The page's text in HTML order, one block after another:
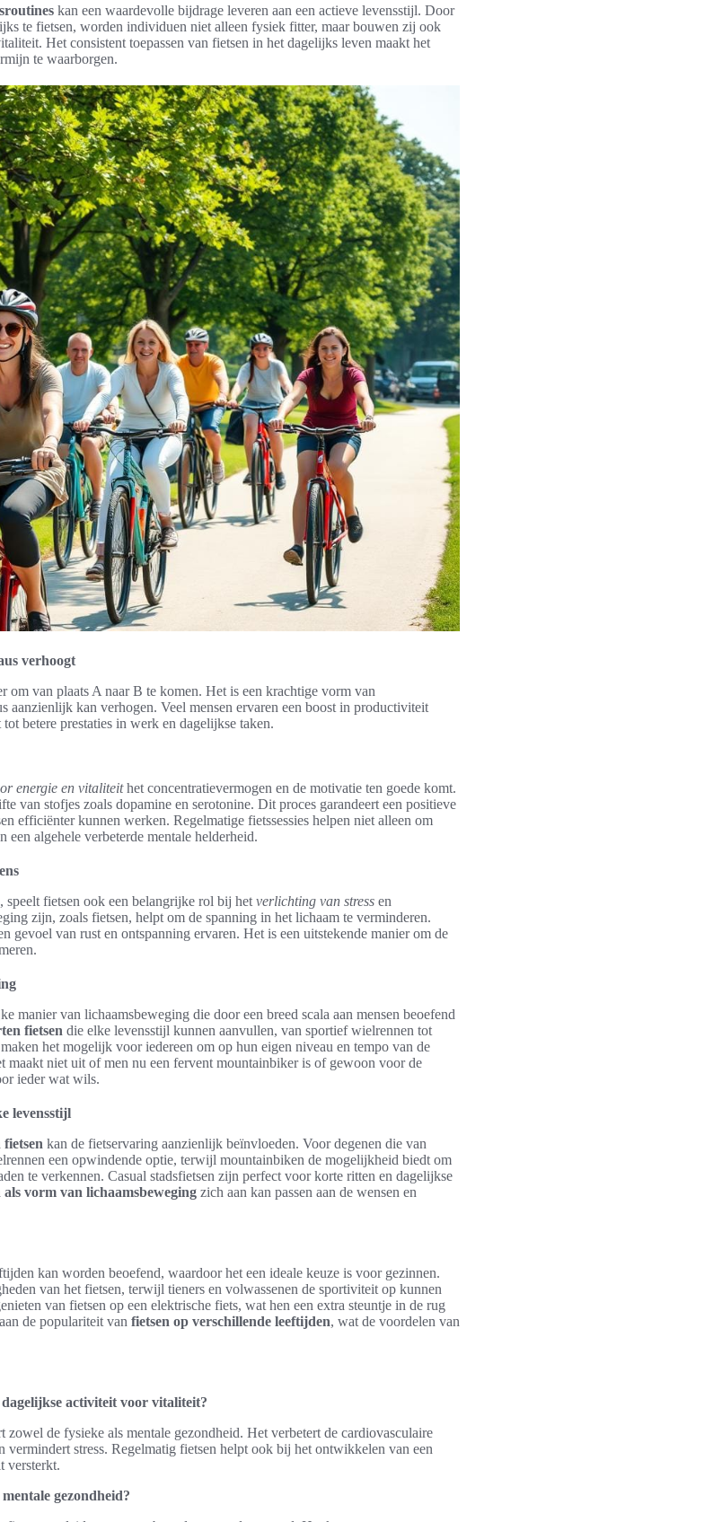
kan een waardevolle bijdrage leveren aan een actieve levensstijl. Door
te fietsen, worden individuen niet alleen fysiek fitter, maar bouwen zij ook
Het consistent toepassen van fietsen in het dagelijks leven maakt het
te waarborgen.
verhoogt
om van plaats A naar B te komen. Het is een krachtige vorm van
aanzienlijk kan verhogen. Veel mensen ervaren een boost in productiviteit
betere prestaties in werk en dagelijkse taken.
energie en vitaliteithet concentratievermogen en de motivatie ten goede komt.
van stofjes zoals dopamine en serotonine. Dit proces garandeert een positieve
efficiënter kunnen werken. Regelmatige fietssessies helpen niet alleen om
algehele verbeterde mentale helderheid.
speelt fietsen ook een belangrijke rol bij het verlichting van stress en
zijn, zoals fietsen, helpt om de spanning in het lichaam te verminderen.
gevoel van rust en ontspanning ervaren. Het is een uitstekende manier om de
manier van lichaamsbeweging die door een breed scala aan mensen beoefend
fietsen die elke levensstijl kunnen aanvullen, van sportief wielrennen tot
het mogelijk voor iedereen om op hun eigen niveau en tempo van de
maakt niet uit of men nu een fervent mountainbiker is of gewoon voor de
ieder wat wils.
levensstijl
kan de fietservaring aanzienlijk beïnvloeden. Voor degenen die van
een opwindende optie, terwijl mountainbiken de mogelijkheid biedt om
te verkennen. Casual stadsfietsen zijn perfect voor korte ritten en dagelijkse
als vorm van lichaamsbeweging zich aan kan passen aan de wensen en
kan worden beoefend, waardoor het een ideale keuze is voor gezinnen.
van het fietsen, terwijl tieners en volwassenen de sportiviteit op kunnen
van fietsen op een elektrische fiets, wat hen een extra steuntje in de rug
de populariteit van fietsen op verschillende leeftijden, wat de voordelen van
activiteit voor vitaliteit?
zowel de fysieke als mentale gezondheid. Het verbetert de cardiovasculaire
vermindert stress. Regelmatig fietsen helpt ook bij het ontwikkelen van een
versterkt.
gezondheid?